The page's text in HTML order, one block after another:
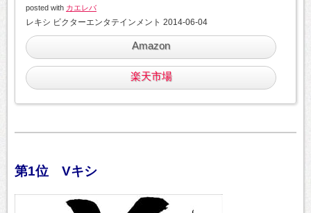
posted with カエレバ
レキシ ビクターエンタテインメント 2014-06-04
Amazon
楽天市場
第1位 Vキシ